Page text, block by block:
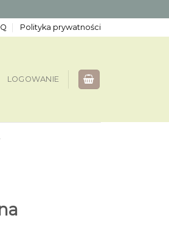
Polityka prywatności
LOGOWANIE